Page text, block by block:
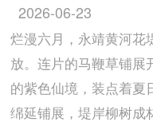
2026-06-23
烂漫六月，永靖黄河花
放。连片的马鞭草铺展
的紫色仙境，装点着夏
绵延铺展，堤岸柳树成